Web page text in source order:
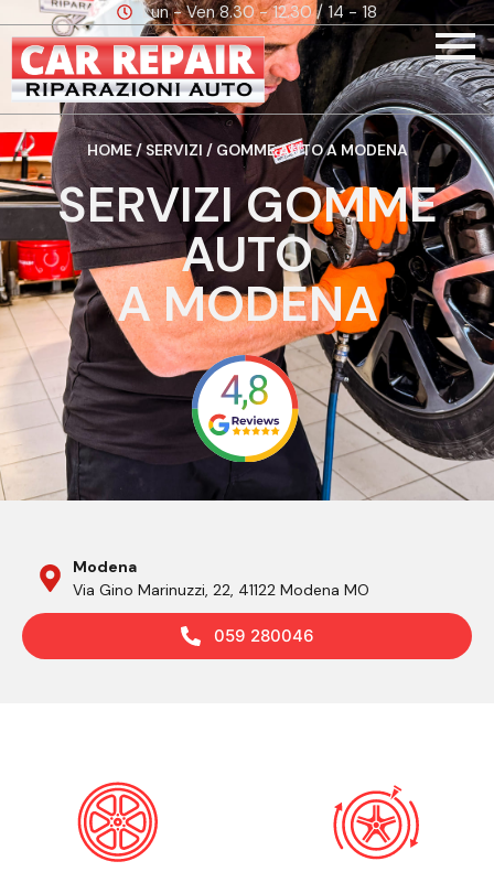
Lun - Ven 8.30 - 12.30 / 14 - 18
HOME/SERVIZI / GOMME AUTO A MODENA
SERVIZI GOMME
AUTO
A MODENA
Modena
Via Gino Marinuzzi, 22, 41122 Modena MO
059 280046